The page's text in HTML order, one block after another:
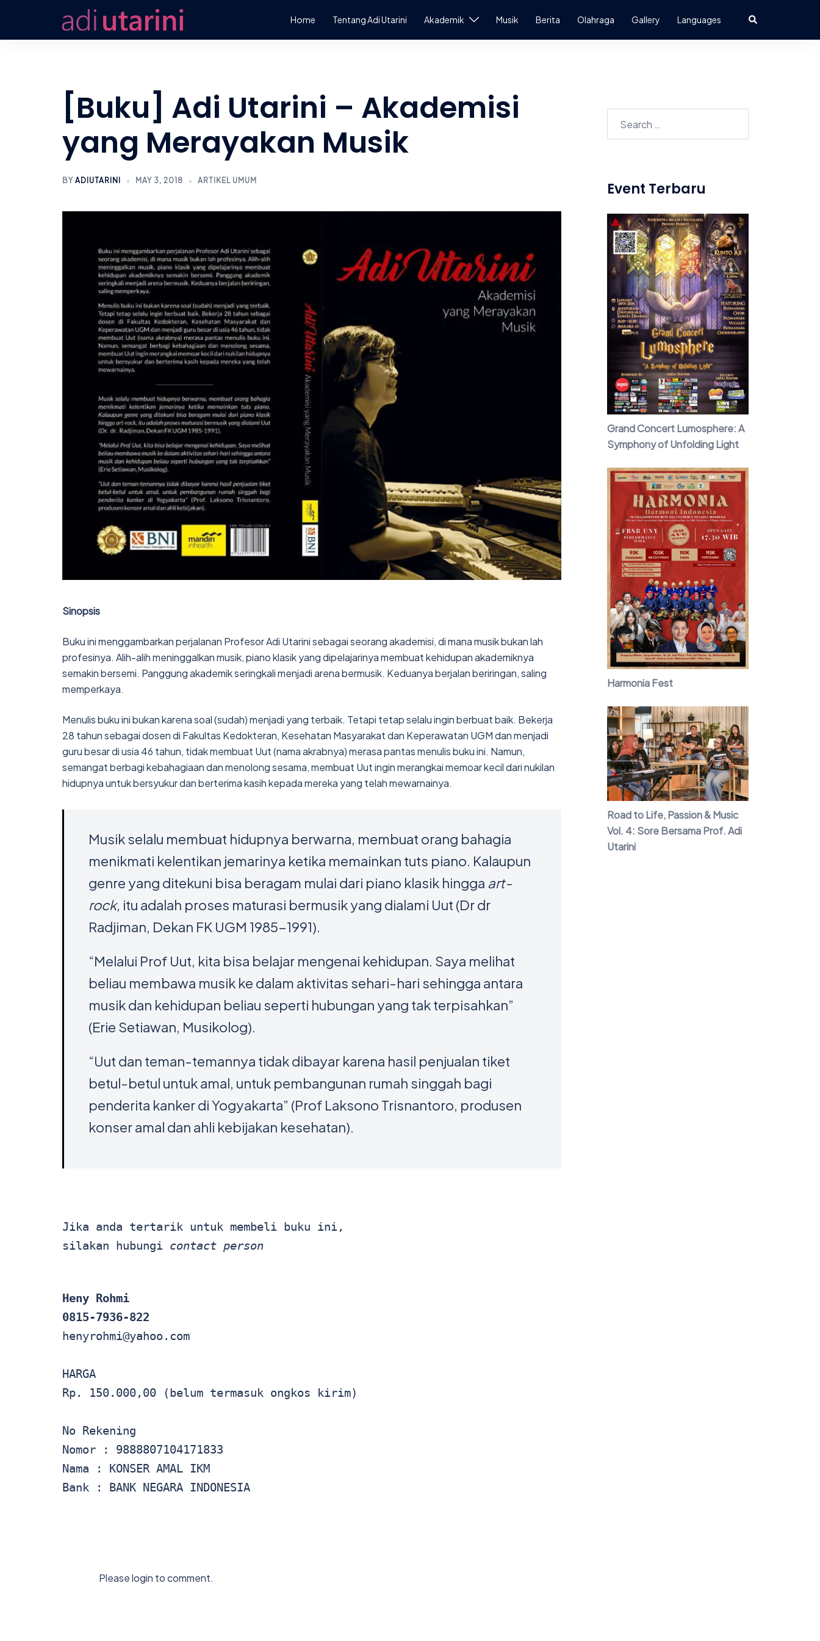
content
Home Tentang Adi Utarini Akademik Musik Berita Olahraga Gallery Languages Search
[Buku] Adi Utarini – Akademisi
yang Merayakan Musik
BY ADIUTARINI MAY 3, 2018 ARTIKEL UMUM
Sinopsis
Buku ini menggambarkan perjalanan Profesor Adi Utarini sebagai seorang akademisi, di mana musik bukan lah
profesinya. Alih-alih meninggalkan musik, piano klasik yang dipelajarinya membuat kehidupan akademiknya
semakin bersemi. Panggung akademik seringkali menjadi arena bermusik. Keduanya berjalan beriringan, saling
memperkaya.
Menulis buku ini bukan karena soal (sudah) menjadi yang terbaik. Tetapi tetap selalu ingin berbuat baik. Bekerja
28 tahun sebagai dosen di Fakultas Kedokteran, Kesehatan Masyarakat dan Keperawatan UGM dan menjadi
guru besar di usia 46 tahun, tidak membuat Uut (nama akrabnya) merasa pantas menulis buku ini. Namun,
semangat berbagi kebahagiaan dan menolong sesama, membuat Uut ingin merangkai memoar kecil dari nukilan
hidupnya untuk bersyukur dan berterima kasih kepada mereka yang telah mewarnainya.
Musik selalu membuat hidupnya berwarna, membuat orang bahagia
menikmati kelentikan jemarinya ketika memainkan tuts piano. Kalaupun
genre yang ditekuni bisa beragam mulai dari piano klasik hingga art-
rock, itu adalah proses maturasi bermusik yang dialami Uut (Dr dr
Radjiman, Dekan FK UGM 1985-1991).
“Melalui Prof Uut, kita bisa belajar mengenai kehidupan. Saya melihat
beliau membawa musik ke dalam aktivitas sehari-hari sehingga antara
musik dan kehidupan beliau seperti hubungan yang tak terpisahkan”
(Erie Setiawan, Musikolog).
“Uut dan teman-temannya tidak dibayar karena hasil penjualan tiket
betul-betul untuk amal, untuk pembangunan rumah singgah bagi
penderita kanker di Yogyakarta” (Prof Laksono Trisnantoro, produsen
konser amal dan ahli kebijakan kesehatan).
Jika anda tertarik untuk membeli buku ini,
silakan hubungi contact person
Heny Rohmi
henyrohmi@yahoo.com
HARGA
Rp. 150.000,00 (belum termasuk ongkos kirim)
No Rekening
Nomor : 9888807104171833
Nama : KONSER AMAL IKM
Please login to comment.
for:
Event Terbaru
Grand Concert Lumosphere: A
Symphony of Unfolding Light
Harmonia Fest
Road to Life, Passion & Music
Vol. 4: Sore Bersama Prof. Adi
Utarini